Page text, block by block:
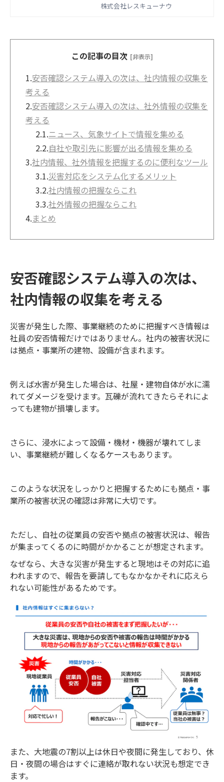
できる方法を紹介しています。
株式会社レスキューナウ
この記事の目次 [非表示]
1.安否確認システム導入の次は、社内情報の収集を
考える
2.安否確認システム導入の次は、社外情報の収集を
考える
2.1.ニュース、気象サイトで情報を集める
2.2.自社や取引先に影響が出る情報を集める
3.社内情報、社外情報を把握するのに便利なツール
3.1.災害対応をシステム化するメリット
3.2.社内情報の把握ならこれ
3.3.社外情報の把握ならこれ
4.まとめ
安否確認システム導入の次は、
社内情報の収集を考える
災害が発生した際、事業継続のために把握すべき情報は
社員の安否情報だけではありません。社内の被害状況に
は拠点・事業所の建物、設備が含まれます。
例えば水害が発生した場合は、社屋・建物自体が水に濡
れてダメージを受けます。瓦礫が流れてきたらそれによ
っても建物が損壊します。
さらに、浸水によって設備・機材・機器が壊れてしま
い、事業継続が難しくなるケースもあります。
このような状況をしっかりと把握するためにも拠点・事
業所の被害状況の確認は非常に大切です。
ただし、自社の従業員の安否や拠点の被害状況は、報告
が集まってくるのに時間がかかることが想定されます。
なぜなら、大きな災害が発生すると現地はその対応に追
われますので、報告を要請してもなかなかそれに応えら
れない可能性があるためです。
また、大地震の7割以上は休日や夜間に発生しており、休
日・夜間の場合はすぐに連絡が取れない状況も想定でき
ます。